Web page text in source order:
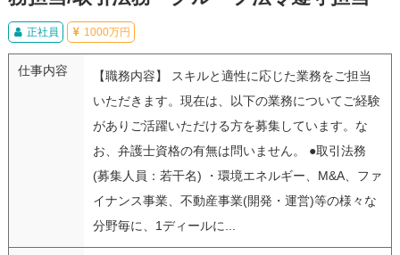
正社員 1000万円
仕事内容
【職務内容】 スキルと適性に応じた業務をご担当
いただきます。現在は、以下の業務についてご経験
がありご活躍いただける方を募集しています。な
お、弁護士資格の有無は問いません。 ●取引法務
(募集人員：若干名) ・環境エネルギー、M&A、ファ
イナンス事業、不動産事業(開発・運営)等の様々な
分野毎に、1ディールに...